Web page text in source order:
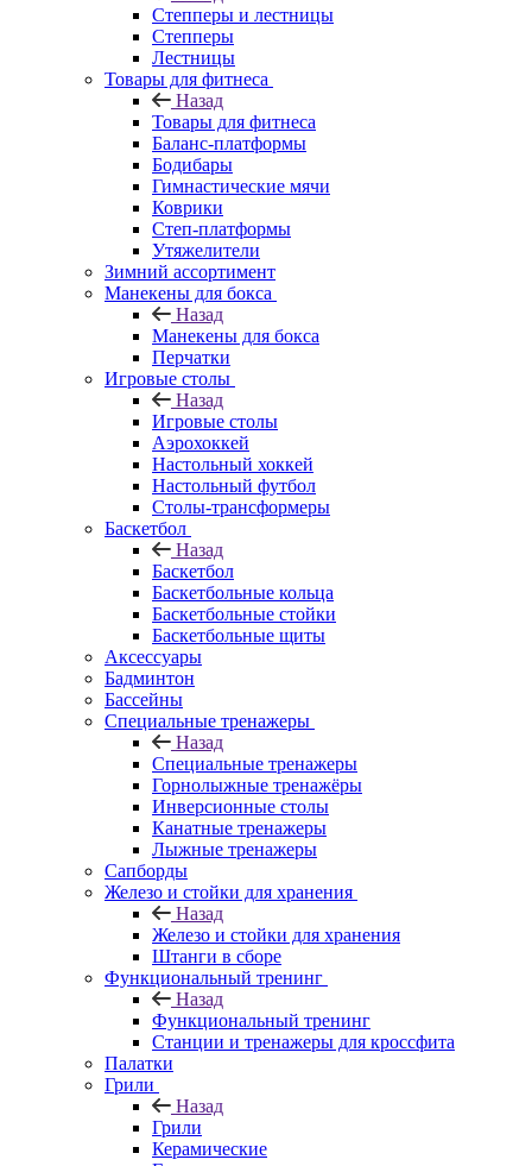
Степперы и лестницы
Степперы
Лестницы
Товары для фитнеса
Назад
Товары для фитнеса
Баланс-платформы
Бодибары
Гимнастические мячи
Коврики
Степ-платформы
Утяжелители
Зимний ассортимент
Манекены для бокса
Назад
Манекены для бокса
Перчатки
Игровые столы
Назад
Игровые столы
Аэрохоккей
Настольный хоккей
Настольный футбол
Столы-трансформеры
Баскетбол
Назад
Баскетбол
Баскетбольные кольца
Баскетбольные стойки
Баскетбольные щиты
Аксессуары
Бадминтон
Бассейны
Специальные тренажеры
Назад
Специальные тренажеры
Горнолыжные тренажёры
Инверсионные столы
Канатные тренажеры
Лыжные тренажеры
Сапборды
Железо и стойки для хранения
Назад
Железо и стойки для хранения
Штанги в сборе
Функциональный тренинг
Назад
Функциональный тренинг
Станции и тренажеры для кроссфита
Палатки
Грили
Назад
Грили
Керамические